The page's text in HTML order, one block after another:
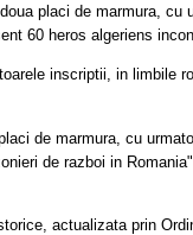
placi de marmura, cu
60 heros algeriens
inscriptii, in limbile
de marmura, cu
de razboi in
actualizata prin